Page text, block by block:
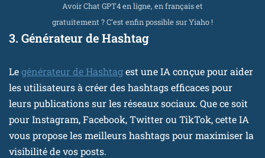
Avoir Chat GPT4 en ligne, en français et
gratuitement ? C’est enfin possible sur Yiaho !
3. Générateur de Hashtag
Legénérateur de Hashtagest une IA conçue pour aider
les utilisateurs à créer des hashtags efficaces pour
leurs publications sur les réseaux sociaux. Que ce soit
pour Instagram, Facebook, Twitter ou TikTok, cette IA
vous propose les meilleurs hashtags pour maximiser la
visibilité de vos posts.